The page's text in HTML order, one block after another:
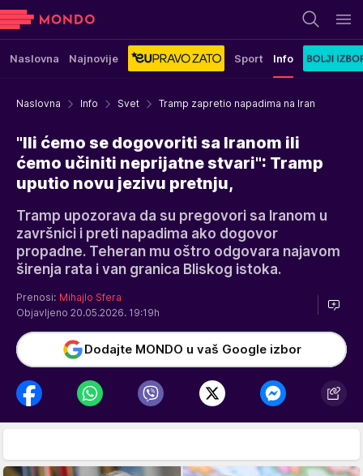
Naslovna Najnovije Sport Info
Naslovna Info Svet Tramp zapretio napadima na Iran
"Ili ćemo se dogovoriti sa Iranom ili
ćemo učiniti neprijatne stvari": Tramp
uputio novu jezivu pretnju,
Tramp upozorava da su pregovori sa Iranom u
završnici i preti napadima ako dogovor
propadne. Teheran mu oštro odgovara najavom
širenja rata i van granica Bliskog istoka.
Prenosi: Mihajlo Sfera
Objavljeno 20.05.2026. 19:19h
Dodajte MONDO u vaš Google izbor